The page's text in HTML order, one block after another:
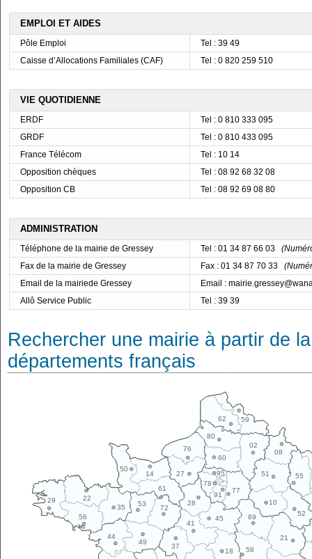
EMPLOI ET AIDES
Pôle Emploi
Tel : 39 49
Caisse d’Allocations Familiales (CAF)
Tel : 0 820 259 510
VIE QUOTIDIENNE
ERDF
Tel : 0 810 333 095
GRDF
Tel : 0 810 433 095
France Télécom
Tel : 10 14
Opposition chèques
Tel : 08 92 68 32 08
Opposition CB
Tel : 08 92 69 08 80
ADMINISTRATION
Téléphone de la mairie de Gressey Tel : 01 34 87 66 03
Fax de la mairie de Gressey
Fax : 01 34 87 70 33
Email de la mairiede Gressey
Email :
Allô Service Public
Tel : 39 39
Rechercher une mairie à partir de
départements français
10
14
18
21
22
27
28
29
35
37
41
44
45
49
50
51
52
53
55
56
58
59
60
61
62
02
08
72
76
77
78
80
89
91
95